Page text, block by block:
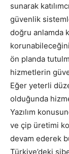
sunarak
güvenlik
doğru anlamda
ön planda
hizmetlerin
Eğer yeterli
olduğunda
Yazılım
ve çip üretimi
devam ederek
Türkiye’deki